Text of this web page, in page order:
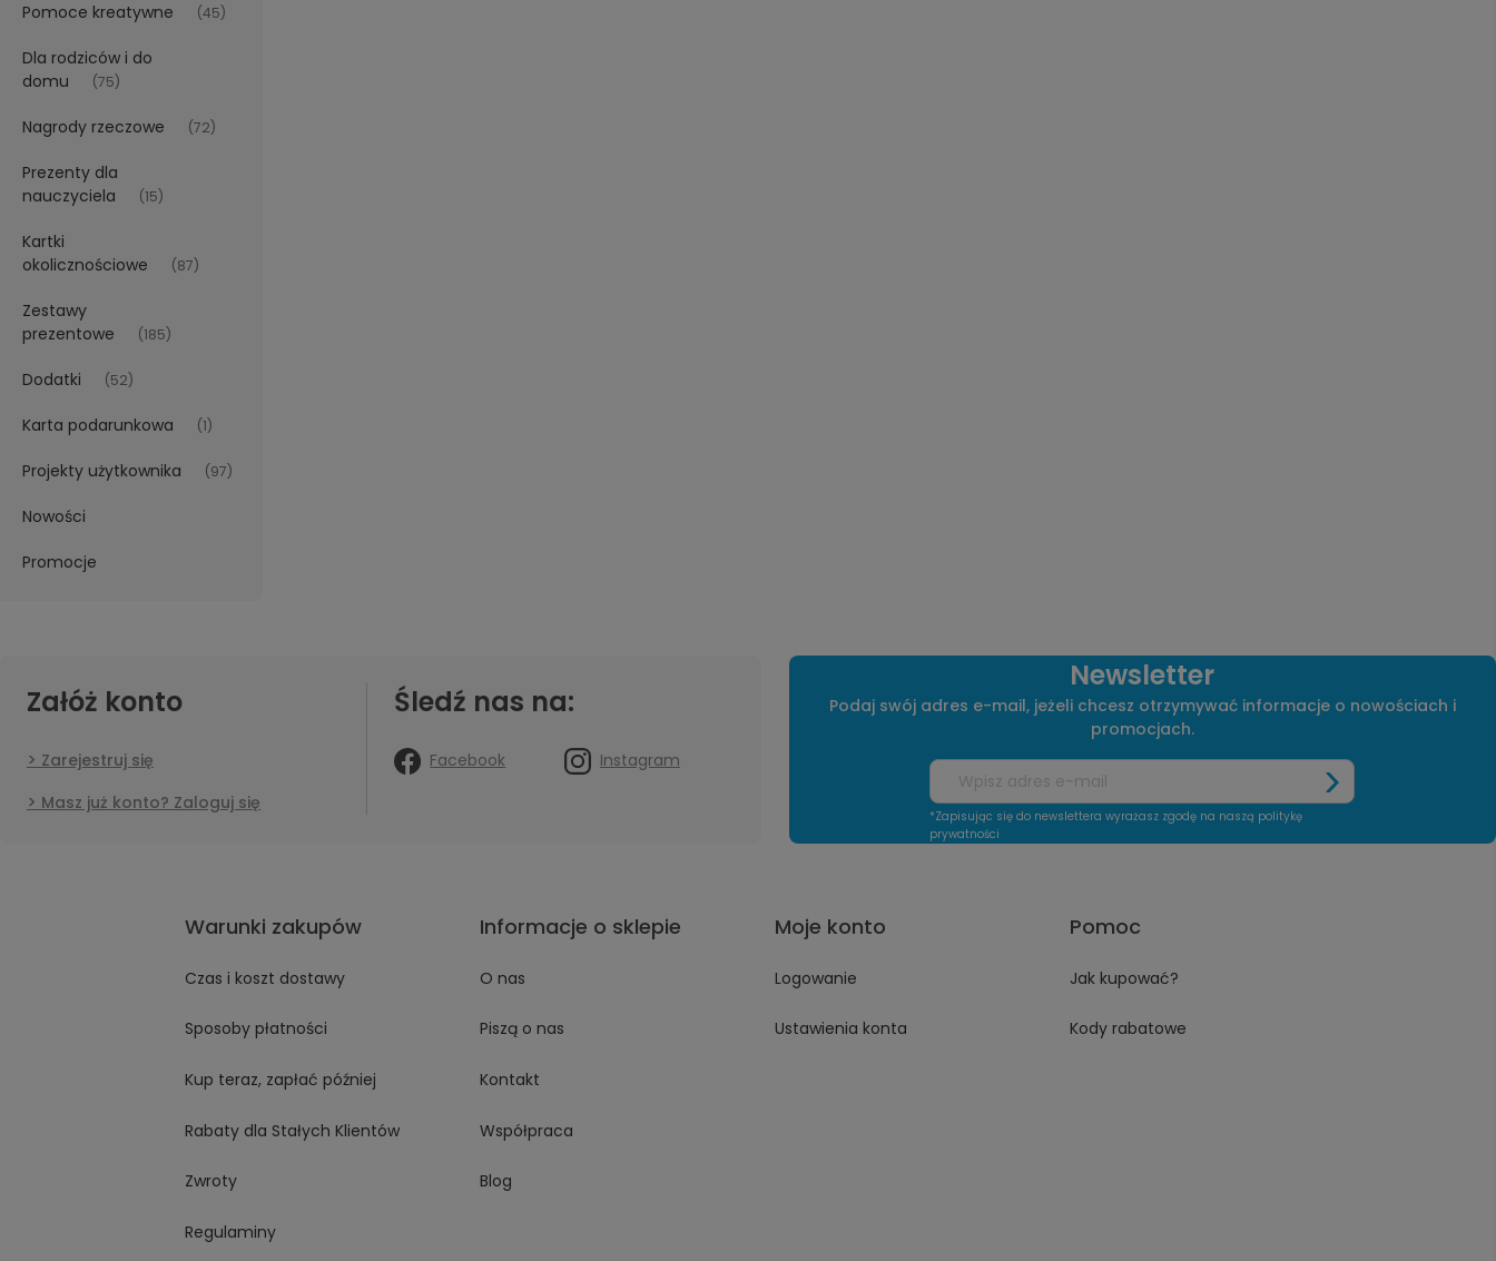
Pomoce kreatywne (45)
Dla rodziców i do
domu
(75)
Nagrody rzeczowe (72)
Prezenty dla
nauczyciela
(15)
Kartki
okolicznościowe
(87)
Zestawy
prezentowe
(185)
Dodatki (52)
Karta podarunkowa (1)
Projekty użytkownika (97)
Nowości
Promocje
Załóż konto
Zarejestruj się
Masz już konto? Zaloguj się
Śledź nas na:
Facebook Instagram
Newsletter
Podaj swój adres e-mail, jeżeli chcesz otrzymywać informacje o nowościach i
promocjach.
*Zapisując się do newslettera wyrażasz zgodę na naszą politykę
prywatności
Warunki zakupów
Czas i koszt dostawy
Sposoby płatności
Kup teraz, zapłać później
Rabaty dla Stałych Klientów
Zwroty
Regulaminy
Informacje o sklepie
O nas
Piszą o nas
Kontakt
Współpraca
Blog
Moje konto
Logowanie
Ustawienia konta
Pomoc
Jak kupować?
Kody rabatowe